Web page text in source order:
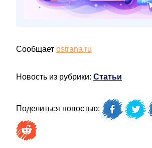
Сообщает ostrana.ru
Новость из рубрики: Статьи
Поделиться новостью: